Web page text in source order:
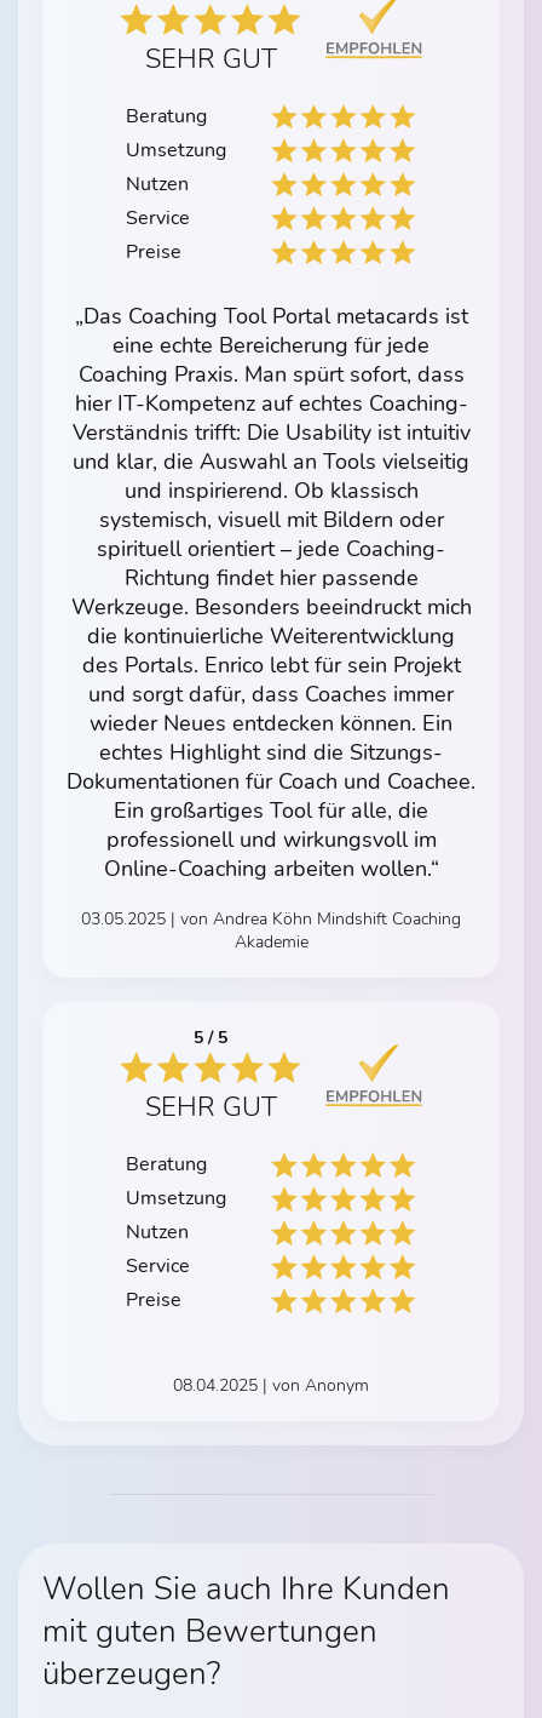
SEHR GUT
Beratung
Umsetzung
Nutzen
Service
Preise
„Das Coaching Tool Portal metacards ist
eine echte Bereicherung für jede
Coaching Praxis. Man spürt sofort, dass
hier IT-Kompetenz auf echtes Coaching-
Verständnis trifft: Die Usability ist intuitiv
und klar, die Auswahl an Tools vielseitig
und inspirierend. Ob klassisch
systemisch, visuell mit Bildern oder
spirituell orientiert – jede Coaching-
Richtung findet hier passende
Werkzeuge. Besonders beeindruckt mich
die kontinuierliche Weiterentwicklung
des Portals. Enrico lebt für sein Projekt
und sorgt dafür, dass Coaches immer
wieder Neues entdecken können. Ein
echtes Highlight sind die Sitzungs-
Dokumentationen für Coach und Coachee.
Ein großartiges Tool für alle, die
professionell und wirkungsvoll im
Online-Coaching arbeiten wollen.“
03.05.2025 | von Andrea Köhn Mindshift Coaching
Akademie
5 / 5
SEHR GUT
Beratung
Umsetzung
Nutzen
Service
Preise
08.04.2025 | von Anonym
Wollen Sie auch Ihre Kunden
mit guten Bewertungen
überzeugen?